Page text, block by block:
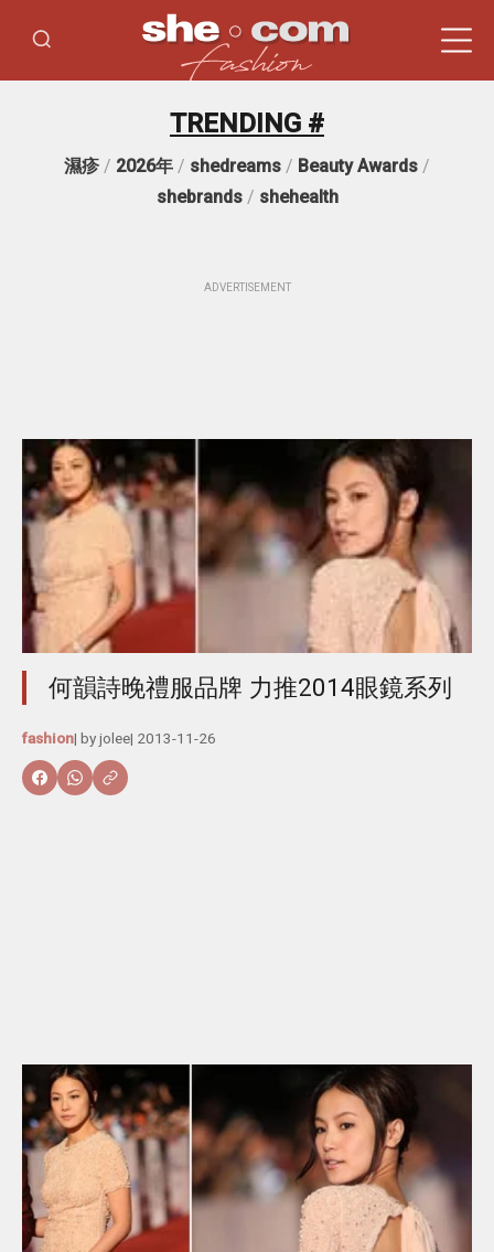
TRENDING #
濕疹 / 2026年 / shedreams / Beauty Awards /
shebrands/ shehealth
ADVERTISEMENT
何韻詩晚禮服品牌 力推2014眼鏡系列
fashion| byjolee| 2013-11-26